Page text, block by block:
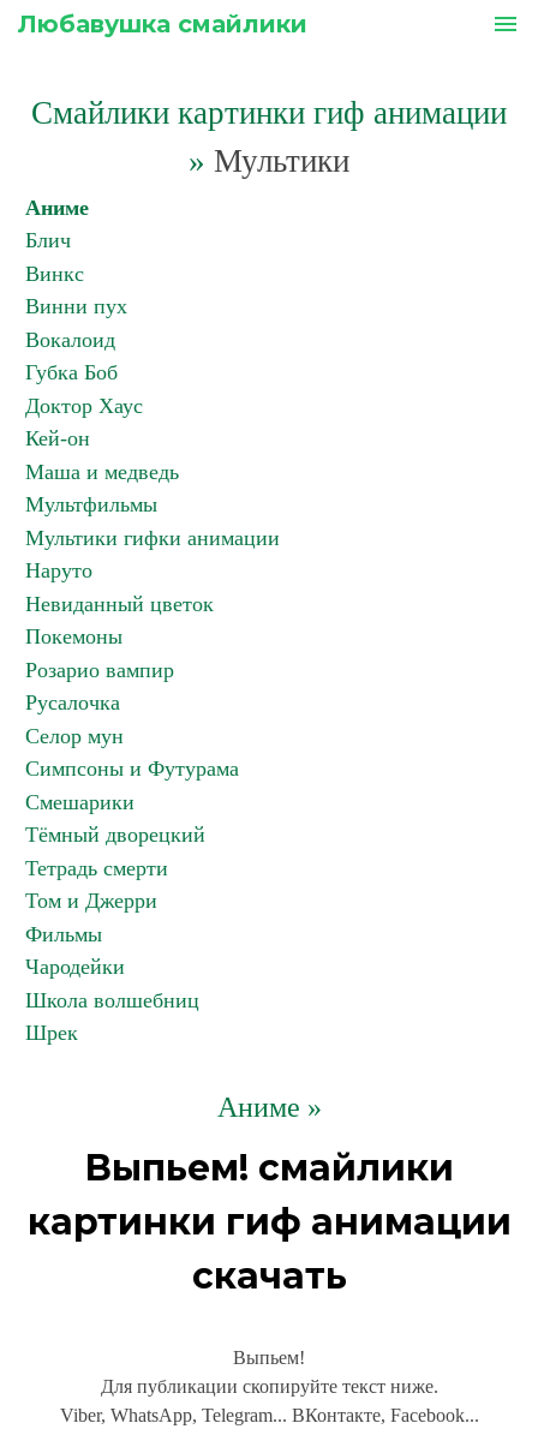
Любавушка смайлики menu
Смайлики картинки гиф анимации
» Мультики
Аниме
Блич
Винкс
Винни пух
Вокалоид
Губка Боб
Доктор Хаус
Кей-он
Маша и медведь
Мультфильмы
Мультики гифки анимации
Наруто
Невиданный цветок
Покемоны
Розарио вампир
Русалочка
Селор мун
Симпсоны и Футурама
Смешарики
Тёмный дворецкий
Тетрадь смерти
Том и Джерри
Фильмы
Чародейки
Школа волшебниц
Шрек
Аниме »
Выпьем! смайлики
картинки гиф анимации
скачать
Выпьем!
Для публикации скопируйте текст ниже.
Viber, WhatsApp, Telegram... ВКонтакте, Facebook...